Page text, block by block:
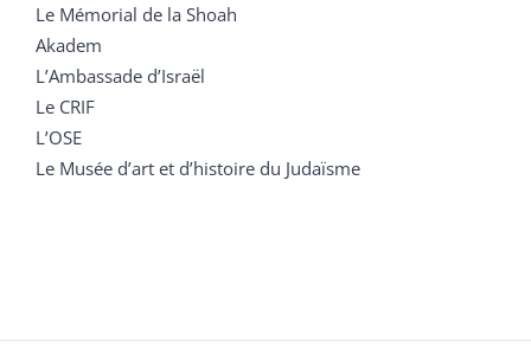
Le Mémorial de la Shoah
Akadem
L’Ambassade d’Israël
Le CRIF
L’OSE
Le Musée d’art et d’histoire du Judaïsme